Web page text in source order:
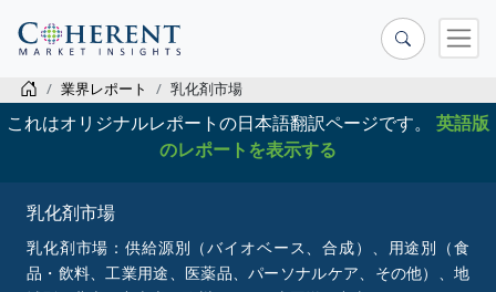
業界レポート 乳化剤市場
これはオリジナルレポートの日本語翻訳ページです。 英語版
のレポートを表示する
乳化剤市場
乳化剤市場：供給源別（バイオベース、合成）、用途別（食
品・飲料、工業用途、医薬品、パーソナルケア、その他）、地